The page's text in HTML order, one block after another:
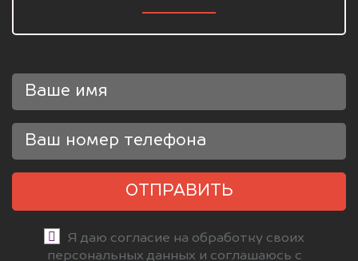
ОТПРАВИТЬ
Я даю согласие на обработку своих
персональных данных и соглашаюсь с